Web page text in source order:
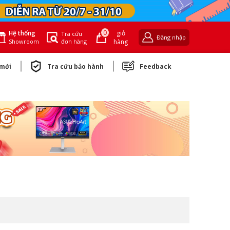
Hệ thống
Showroom
Tra cứu
đơn hàng
0
giỏ
hàng
Đăng nhập
Tra cứu bảo hành Feedback